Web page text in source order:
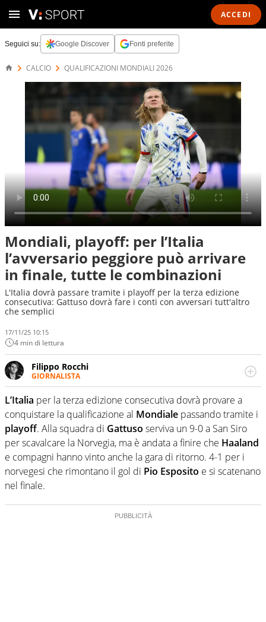
ACCEDI
Seguici su: Google Discover Fonti preferite
CALCIO QUALIFICAZIONI MONDIALI 2026
Mondiali, playoff: per l’Italia
l’avversario peggiore può arrivare
in finale, tutte le combinazioni
L'Italia dovrà passare tramite i playoff per la terza edizione
consecutiva: Gattuso dovrà fare i conti con avversari tutt'altro
che semplici
17/11/25 10:15
4 min di lettura
Filippo Rocchi
GIORNALISTA
Cresciuto tra una staccata di Alonso, un dritto di Federer
e un fade away di Kobe, il calcio ha la meglio. Ha seguito
diverse manifestazioni sportive e non. Ama scoprire
nuove storie e raccontarle.
L’Italia per la terza edizione consecutiva dovrà provare a
conquistare la qualificazione al Mondiale passando tramite i
playoff. Alla squadra di Gattuso serviva un 9-0 a San Siro
per scavalcare la Norvegia, ma è andata a finire che Haaland
e compagni hanno vinto anche la gara di ritorno. 4-1 per i
norvegesi che rimontano il gol di Pio Esposito e si scatenano
nel finale.